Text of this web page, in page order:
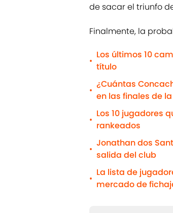
de sacar el triunfo
Finalmente, la
•
Los últimos 10
título
•
¿Cuántas
en las finales de la
•
Los 10 jugadores
rankeados
•
Jonathan dos
salida del club
•
La lista de
mercado de